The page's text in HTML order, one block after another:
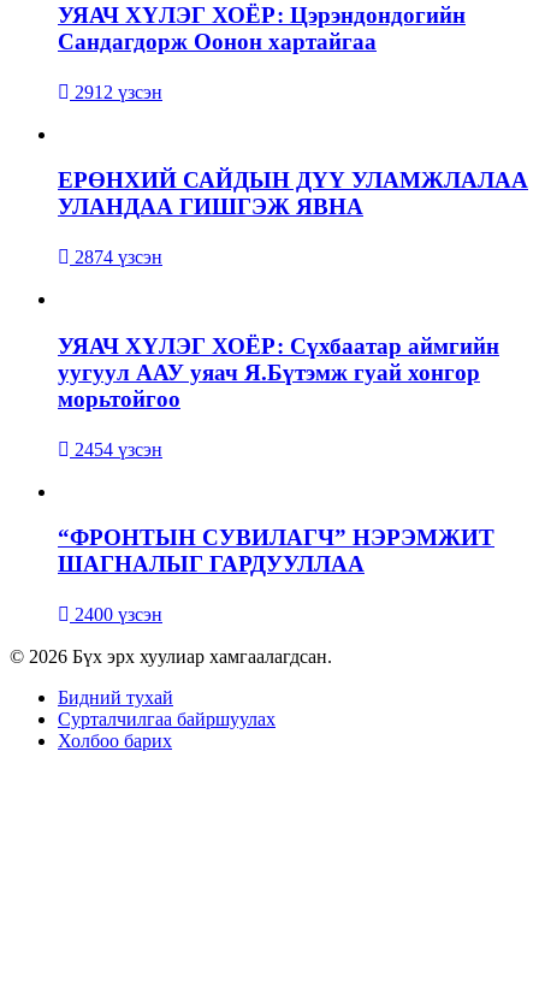
УЯАЧ ХҮЛЭГ ХОЁР: Цэрэндондогийн
Сандагдорж Оонон хартайгаа
2912 үзсэн
ЕРӨНХИЙ САЙДЫН ДҮҮ УЛАМЖЛАЛАА
УЛАНДАА ГИШГЭЖ ЯВНА
2874 үзсэн
УЯАЧ ХҮЛЭГ ХОЁР: Сүхбаатар аймгийн
уугуул ААУ уяач Я.Бүтэмж гуай хонгор
морьтойгоо
2454 үзсэн
“ФРОНТЫН СУВИЛАГЧ” НЭРЭМЖИТ
ШАГНАЛЫГ ГАРДУУЛЛАА
2400 үзсэн
© 2026 Бүх эрх хуулиар хамгаалагдсан.
Бидний тухай
Сурталчилгаа байршуулах
Холбоо барих